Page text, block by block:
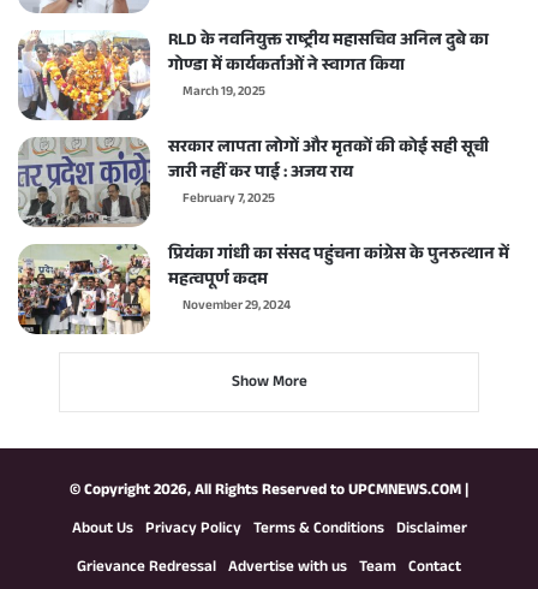
RLD के नवनियुक्त राष्ट्रीय महासचिव अनिल दुबे का
गोण्डा में कार्यकर्ताओं ने स्वागत किया
March 19, 2025
सरकार लापता लोगों और मृतकों की कोई सही सूची
जारी नहीं कर पाई : अजय राय
February 7, 2025
प्रियंका गांधी का संसद पहुंचना कांग्रेस के पुनरुत्थान में
महत्वपूर्ण कदम
November 29, 2024
Show More
© Copyright 2026, All Rights Reserved toUPCMNEWS.COM|
About Us Privacy Policy Terms & Conditions Disclaimer
Grievance Redressal Advertise with us Team Contact